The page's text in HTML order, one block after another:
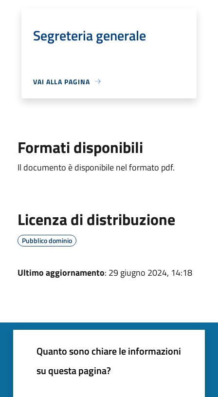
Segreteria generale
VAI ALLA PAGINA
Formati disponibili
Il documento è disponibile nel formato pdf.
Licenza di distribuzione
Pubblico dominio
Ultimo aggiornamento: 29 giugno 2024, 14:18
Quanto sono chiare le informazioni
su questa pagina?